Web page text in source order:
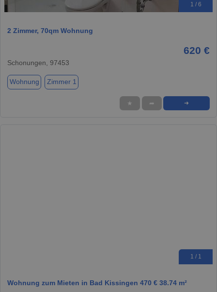
1 / 6
2 Zimmer, 70qm Wohnung
620 €
Schonungen, 97453
Wohnung Zimmer 1
★ ➦ ➜
1 / 1
Wohnung zum Mieten in Bad Kissingen 470 € 38.74 m²